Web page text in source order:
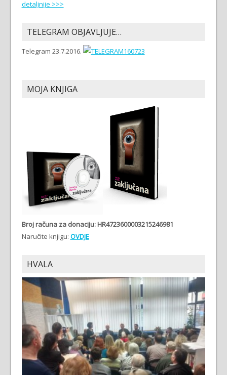
detaljnije >>>
TELEGRAM OBJAVLJUJE…
Telegram 23.7.2016.
MOJA KNJIGA
Broj računa za donaciju: HR4723600003215246981
Naručite knjigu: OVDJE
HVALA